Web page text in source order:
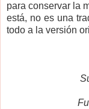
para conservar la
está, no es una
todo a la versión